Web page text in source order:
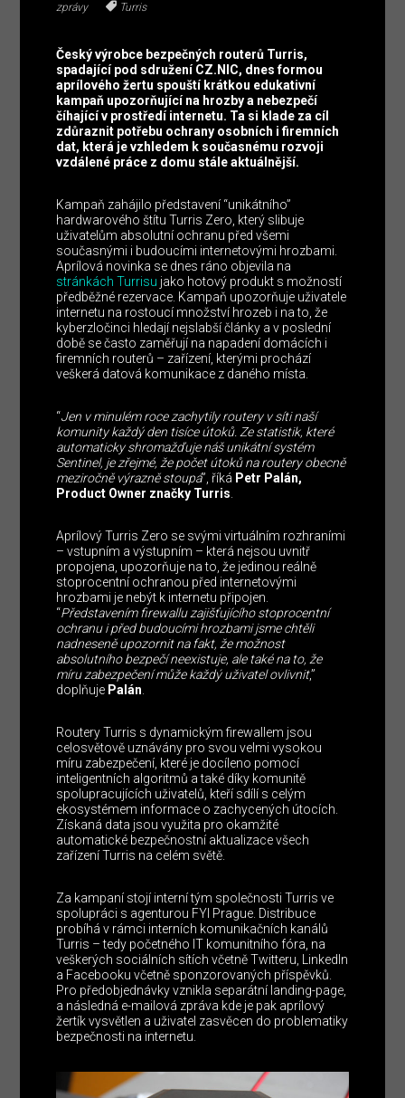
zprávy
Turris
Český výrobce bezpečných routerů Turris,
spadající pod sdružení CZ.NIC, dnes formou
aprílového žertu spouští krátkou edukativní
kampaň upozorňující na hrozby a nebezpečí
číhající v prostředí internetu. Ta si klade za cíl
zdůraznit potřebu ochrany osobních i firemních
dat, která je vzhledem k současnému rozvoji
vzdálené práce z domu stále aktuálnější.
Kampaň zahájilo představení “unikátního”
hardwarového štítu Turris Zero, který slibuje
uživatelům absolutní ochranu před všemi
současnými i budoucími internetovými hrozbami.
Aprílová novinka se dnes ráno objevila na
stránkách Turrisu jako hotový produkt s možností
předběžné rezervace. Kampaň upozorňuje uživatele
internetu na rostoucí množství hrozeb i na to, že
kyberzločinci hledají nejslabší články a v poslední
době se často zaměřují na napadení domácích i
firemních routerů – zařízení, kterými prochází
veškerá datová komunikace z daného místa.
“Jen v minulém roce zachytily routery v síti naší
komunity každý den tisíce útoků. Ze statistik, které
automaticky shromažďuje náš unikátní systém
Sentinel, je zřejmé, že počet útoků na routery obecně
meziročně výrazně stoupá”, říká Petr Palán,
Product Owner značky Turris
Aprílový Turris Zero se svými virtuálním rozhraními
– vstupním a výstupním – která nejsou uvnitř
propojena, upozorňuje na to, že jedinou reálně
stoprocentní ochranou před internetovými
hrozbami je nebýt k internetu připojen.
“Představením firewallu zajišťujícího stoprocentní
ochranu i před budoucími hrozbami jsme chtěli
nadneseně upozornit na fakt, že možnost
absolutního bezpečí neexistuje, ale také na to, že
míru zabezpečení může každý uživatel ovlivnit,”
doplňuje Palán
Routery Turris s dynamickým firewallem jsou
celosvětově uznávány pro svou velmi vysokou
míru zabezpečení, které je docíleno pomocí
inteligentních algoritmů a také díky komunitě
spolupracujících uživatelů, kteří sdílí s celým
ekosystémem informace o zachycených útocích.
Získaná data jsou využita pro okamžité
automatické bezpečnostní aktualizace všech
zařízení Turris na celém světě.
Za kampaní stojí interní tým společnosti Turris ve
spolupráci s agenturou FYI Prague. Distribuce
probíhá v rámci interních komunikačních kanálů
Turris – tedy početného IT komunitního fóra, na
veškerých sociálních sítích včetně Twitteru, LinkedIn
a Facebooku včetně sponzorovaných příspěvků.
Pro předobjednávky vznikla separátní landing-page,
a následná e-mailová zpráva kde je pak aprílový
žertík vysvětlen a uživatel zasvěcen do problematiky
bezpečnosti na internetu.